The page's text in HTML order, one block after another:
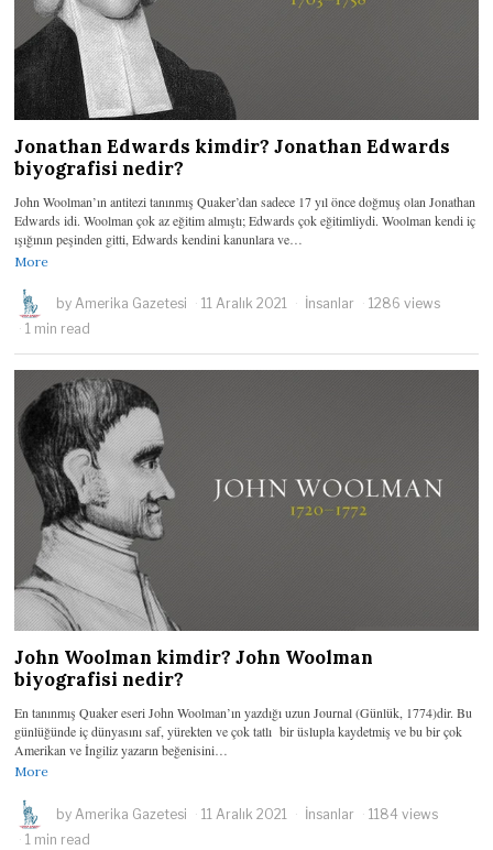
Jonathan Edwards kimdir? Jonathan Edwards
biyografisi nedir?
John Woolman’ın antitezi tanınmış Quaker’dan sadece 17 yıl önce doğmuş olan Jonathan
Edwards idi. Woolman çok az eğitim almıştı; Edwards çok eğitimliydi. Woolman kendi iç
ışığının peşinden gitti, Edwards kendini kanunlara ve…
More
byAmerika Gazetesi 11 Aralık 2021 İnsanlar
1286 views
1 min read
John Woolman kimdir? John Woolman
biyografisi nedir?
En tanınmış Quaker eseri John Woolman’ın yazdığı uzun Journal (Günlük, 1774)dir. Bu
günlüğünde iç dünyasını saf, yürekten ve çok tatlı bir üslupla kaydetmiş ve bu bir çok
Amerikan ve İngiliz yazarın beğenisini…
More
by Amerika Gazetesi 11 Aralık 2021 İnsanlar
1184 views
1 min read